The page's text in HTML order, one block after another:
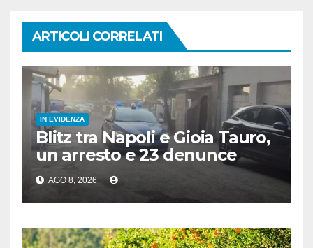
ARTICOLI CORRELATI
IN EVIDENZA
Blitz tra Napoli e Gioia Tauro,
un arresto e 23 denunce
AGO 8, 2026